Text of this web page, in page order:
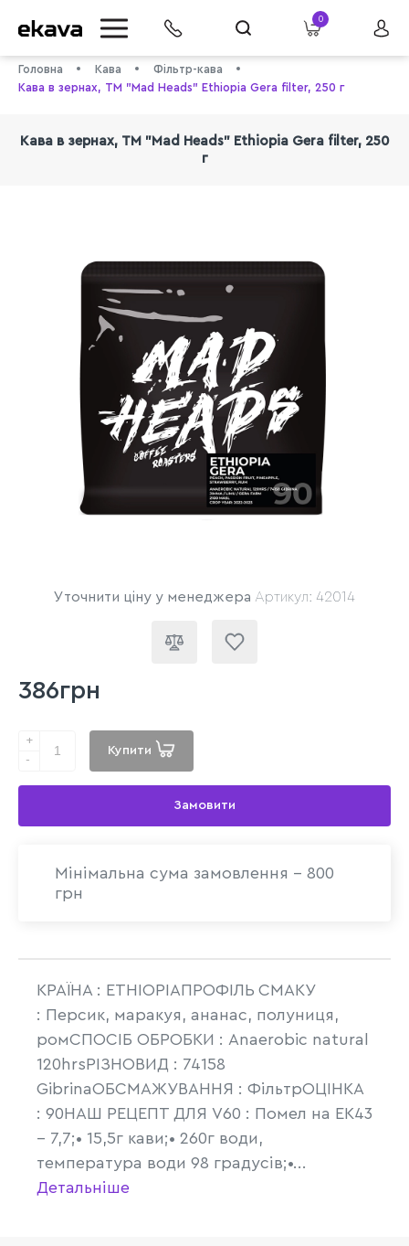
0
Головна Кава
Фільтр-кава
Кава в зернах, ТМ "Mad Heads" Ethiopia Gera filter, 250 г
Кава в зернах, ТМ "Mad Heads" Ethiopia Gera filter, 250
г
Уточнити ціну у менеджера Артикул: 42014
386грн
+
-
Купити
Замовити
Мінімальна сума замовлення - 800
грн
КРАЇНА : ETHIOPIAПРОФІЛЬ СМАКУ
: Персик, маракуя, ананас, полуниця,
ромСПОСІБ ОБРОБКИ : Anaerobic natural
120hrsРІЗНОВИД : 74158
GibrinaОБСМАЖУВАННЯ : ФільтрОЦІНКА
: 90НАШ РЕЦЕПТ ДЛЯ V60 : Помел на ЕК43
– 7,7;• 15,5г кави;• 260г води,
температура води 98 градусів;•...
Детальніше